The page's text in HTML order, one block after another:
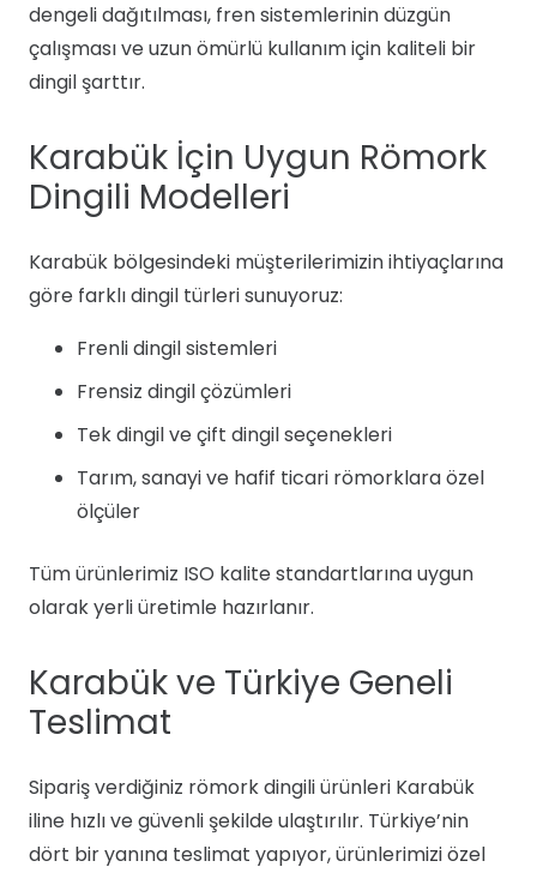
dengeli dağıtılması, fren sistemlerinin düzgün
çalışması ve uzun ömürlü kullanım için kaliteli bir
dingil şarttır.
Karabük İçin Uygun Römork
Dingili Modelleri
Karabük bölgesindeki müşterilerimizin ihtiyaçlarına
göre farklı dingil türleri sunuyoruz:
Frenli dingil sistemleri
Frensiz dingil çözümleri
Tek dingil ve çift dingil seçenekleri
Tarım, sanayi ve hafif ticari römorklara özel
ölçüler
Tüm ürünlerimiz ISO kalite standartlarına uygun
olarak yerli üretimle hazırlanır.
Karabük ve Türkiye Geneli
Teslimat
Sipariş verdiğiniz römork dingili ürünleri Karabük
iline hızlı ve güvenli şekilde ulaştırılır. Türkiye’nin
dört bir yanına teslimat yapıyor, ürünlerimizi özel